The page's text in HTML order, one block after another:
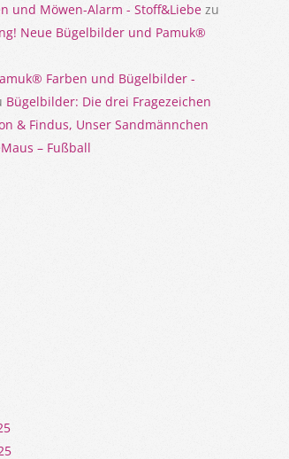
und Möwen-Alarm - Stoff&Liebe zu
Neue Bügelbilder und Pamuk®
Farben und Bügelbilder -
Bügelbilder: Die drei Fragezeichen
& Findus, Unser Sandmännchen
– Fußball